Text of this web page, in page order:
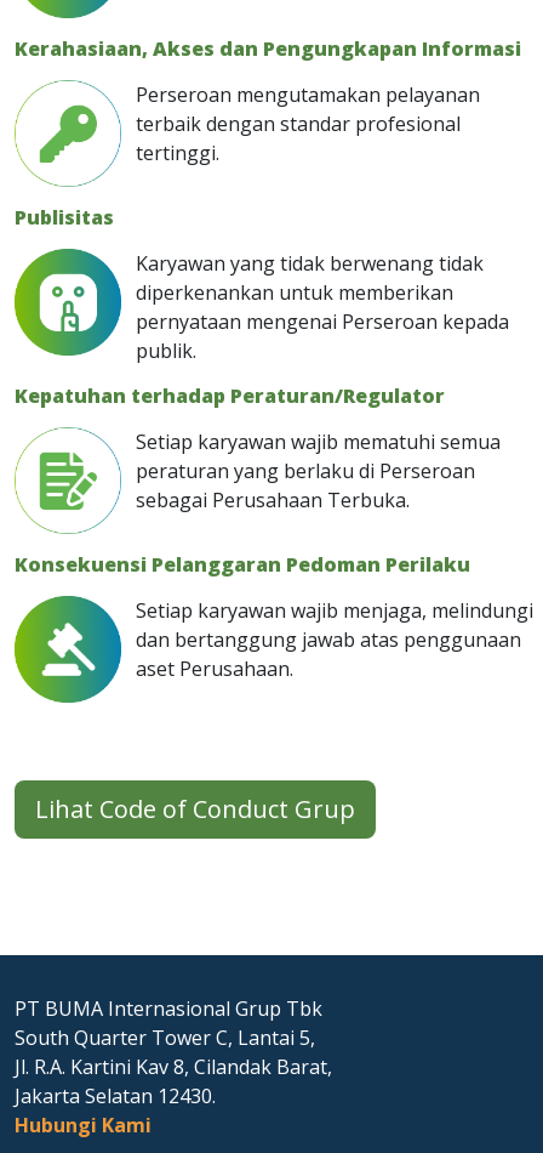
Kerahasiaan, Akses dan Pengungkapan Informasi
Perseroan mengutamakan pelayanan
terbaik dengan standar profesional
tertinggi.
Publisitas
Karyawan yang tidak berwenang tidak
diperkenankan untuk memberikan
pernyataan mengenai Perseroan kepada
publik.
Kepatuhan terhadap Peraturan/Regulator
Setiap karyawan wajib mematuhi semua
peraturan yang berlaku di Perseroan
sebagai Perusahaan Terbuka.
Konsekuensi Pelanggaran Pedoman Perilaku
Setiap karyawan wajib menjaga, melindungi
dan bertanggung jawab atas penggunaan
aset Perusahaan.
Lihat Code of Conduct Grup
PT BUMA Internasional Grup Tbk
South Quarter Tower C, Lantai 5,
Jl. R.A. Kartini Kav 8, Cilandak Barat,
Jakarta Selatan 12430.
Hubungi Kami